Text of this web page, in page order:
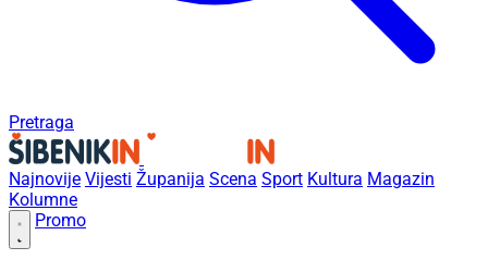
Pretraga
Najnovije Vijesti Županija Scena Sport Kultura Magazin
Kolumne
Promo